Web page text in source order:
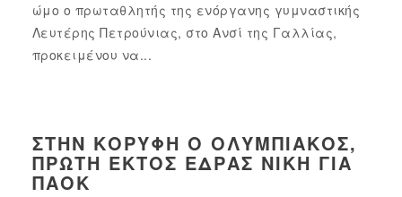
ώμο ο πρωταθλητής της ενόργανης γυμναστικής
Λευτέρης Πετρούνιας, στο Ανσί της Γαλλίας,
προκειμένου να...
ΣΤΗΝ ΚΟΡΥΦΉ Ο ΟΛΥΜΠΙΑΚΌΣ,
ΠΡΏΤΗ ΕΚΤΌΣ ΈΔΡΑΣ ΝΊΚΗ ΓΙΑ
ΠΑΟΚ